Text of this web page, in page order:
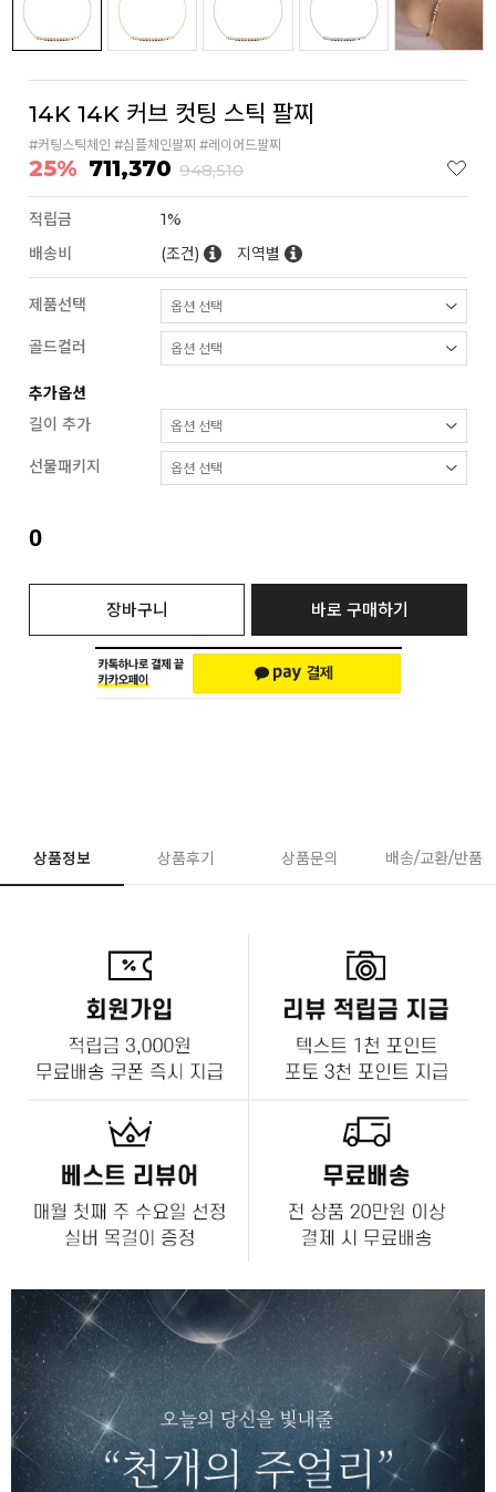
14K 14K 커브 컷팅 스틱 팔찌
#커팅스틱체인 #심플체인팔찌 #레이어드팔찌
25% 711,370 948,510
적립금
1%
배송비
(조건) 지역별
제품선택
골드컬러
추가옵션
길이 추가
선물패키지
0
장바구니 바로 구매하기
상품정보 상품후기 상품문의 배송/교환/반품